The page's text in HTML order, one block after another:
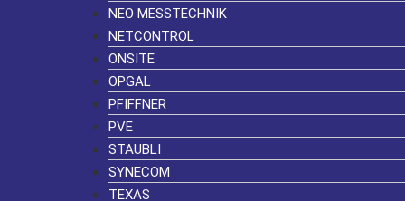
NEO MESSTECHNIK
NETCONTROL
ONSITE
OPGAL
PFIFFNER
PVE
STAUBLI
SYNECOM
TEXAS